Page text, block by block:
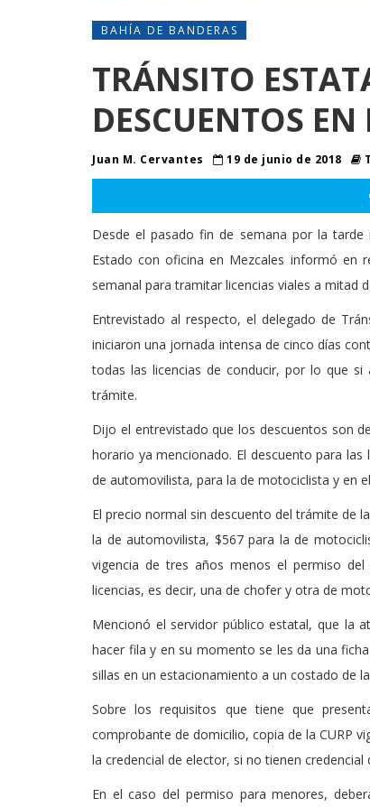
BAHÍA DE BANDERAS
TRÁNSITO
DESCUENTOS
Juan M. Cervantes 19 de junio de 2018
Desde el pasado fin de semana por la
Estado con oficina en Mezcales informó en
semanal para tramitar licencias viales a mitad
Entrevistado al respecto, el delegado de
iniciaron una jornada intensa de cinco días
todas las licencias de conducir, por lo que
trámite.
Dijo el entrevistado que los descuentos son
horario ya mencionado. El descuento para
de automovilista, para la de motociclista y en
El precio normal sin descuento del trámite de
la de automovilista, $567 para la de
vigencia de tres años menos el permiso
licencias, es decir, una de chofer y otra de
Mencionó el servidor público estatal, que la
hacer fila y en su momento se les da una
sillas en un estacionamiento a un costado de
Sobre los requisitos que tiene que
comprobante de domicilio, copia de la CURP
la credencial de elector, si no tienen
En el caso del permiso para menores,